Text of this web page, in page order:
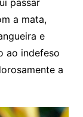
passar
a mata,
e
ao indefeso
a